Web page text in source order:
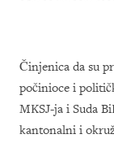
Činjenica da su
počinioce i
MKSJ-ja i Suda
kantonalni i